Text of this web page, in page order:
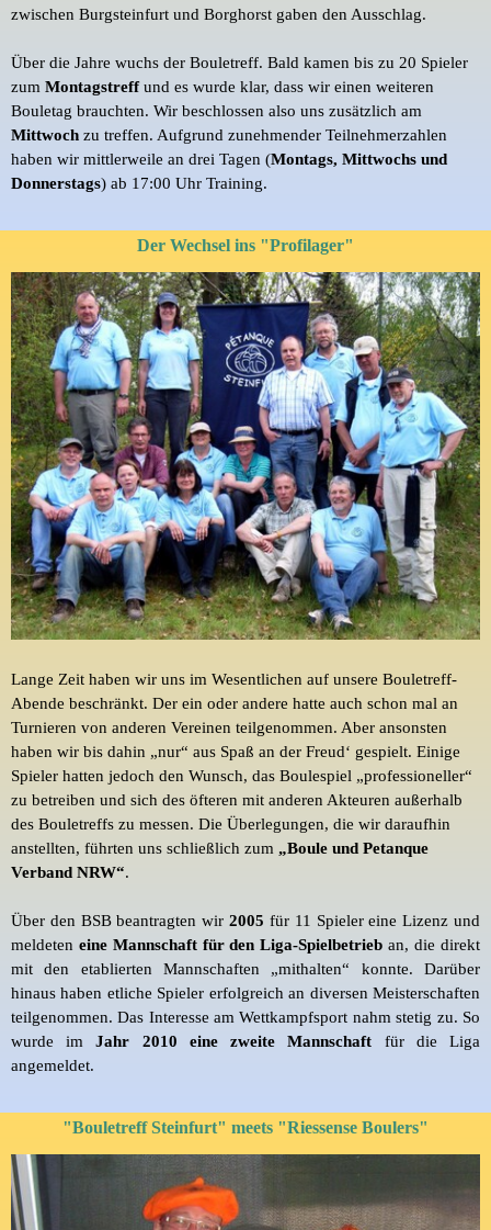
zwischen Burgsteinfurt und Borghorst gaben den Ausschlag.
Über die Jahre wuchs der Bouletreff. Bald kamen bis zu 20 Spieler
zum Montagstreffund es wurde klar, dass wir einen weiteren
Bouletag brauchten. Wir beschlossen also uns zusätzlich am
Mittwoch zu treffen. Aufgrund zunehmender Teilnehmerzahlen
haben wir mittlerweile an drei Tagen (Montags, Mittwochs und
Donnerstags) ab 17:00 Uhr Training.
Der Wechsel ins "Profilager"
Lange Zeit haben wir uns im Wesentlichen auf unsere Bouletreff-
Abende beschränkt. Der ein oder andere hatte auch schon mal an
Turnieren von anderen Vereinen teilgenommen. Aber ansonsten
haben wir bis dahin „nur“ aus Spaß an der Freud‘ gespielt. Einige
Spieler hatten jedoch den Wunsch, das Boulespiel „professioneller“
zu betreiben und sich des öfteren mit anderen Akteuren außerhalb
des Bouletreffs zu messen. Die Überlegungen, die wir daraufhin
anstellten, führten uns schließlich zum „Boule und Petanque
Verband NRW“.
Über den BSB beantragten wir2005 für 11 Spieler eine Lizenz und
meldeten eine Mannschaft für den Liga-Spielbetrieb an, die direkt
mit den etablierten Mannschaften „mithalten“ konnte. Darüber
hinaus haben etliche Spieler erfolgreich an diversen Meisterschaften
teilgenommen. Das Interesse am Wettkampfsport nahm stetig zu. So
wurde imJahr 2010 eine zweite Mannschaft für die Liga
angemeldet.
"Bouletreff Steinfurt" meets "Riessense Boulers"